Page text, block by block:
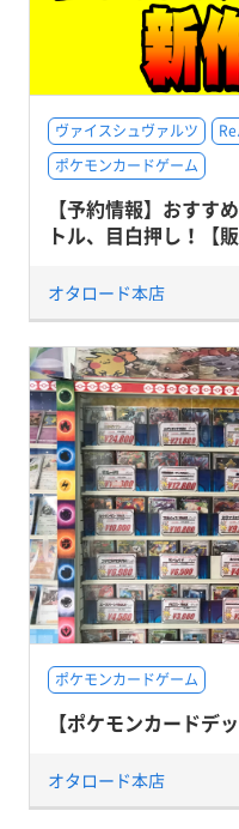
ヴァイスシュヴァルツ
ポケモンカードゲーム
【予約情報】おすす
トル、目白押し！【販
オタロード本店
ポケモンカードゲーム
【ポケモンカードデ
オタロード本店